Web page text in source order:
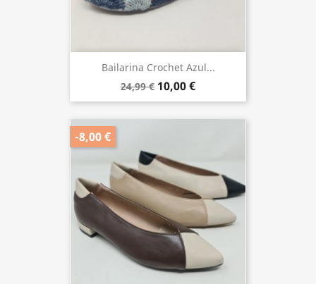
Bailarina Crochet Azul...
24,99 € 10,00 €
-8,00 €